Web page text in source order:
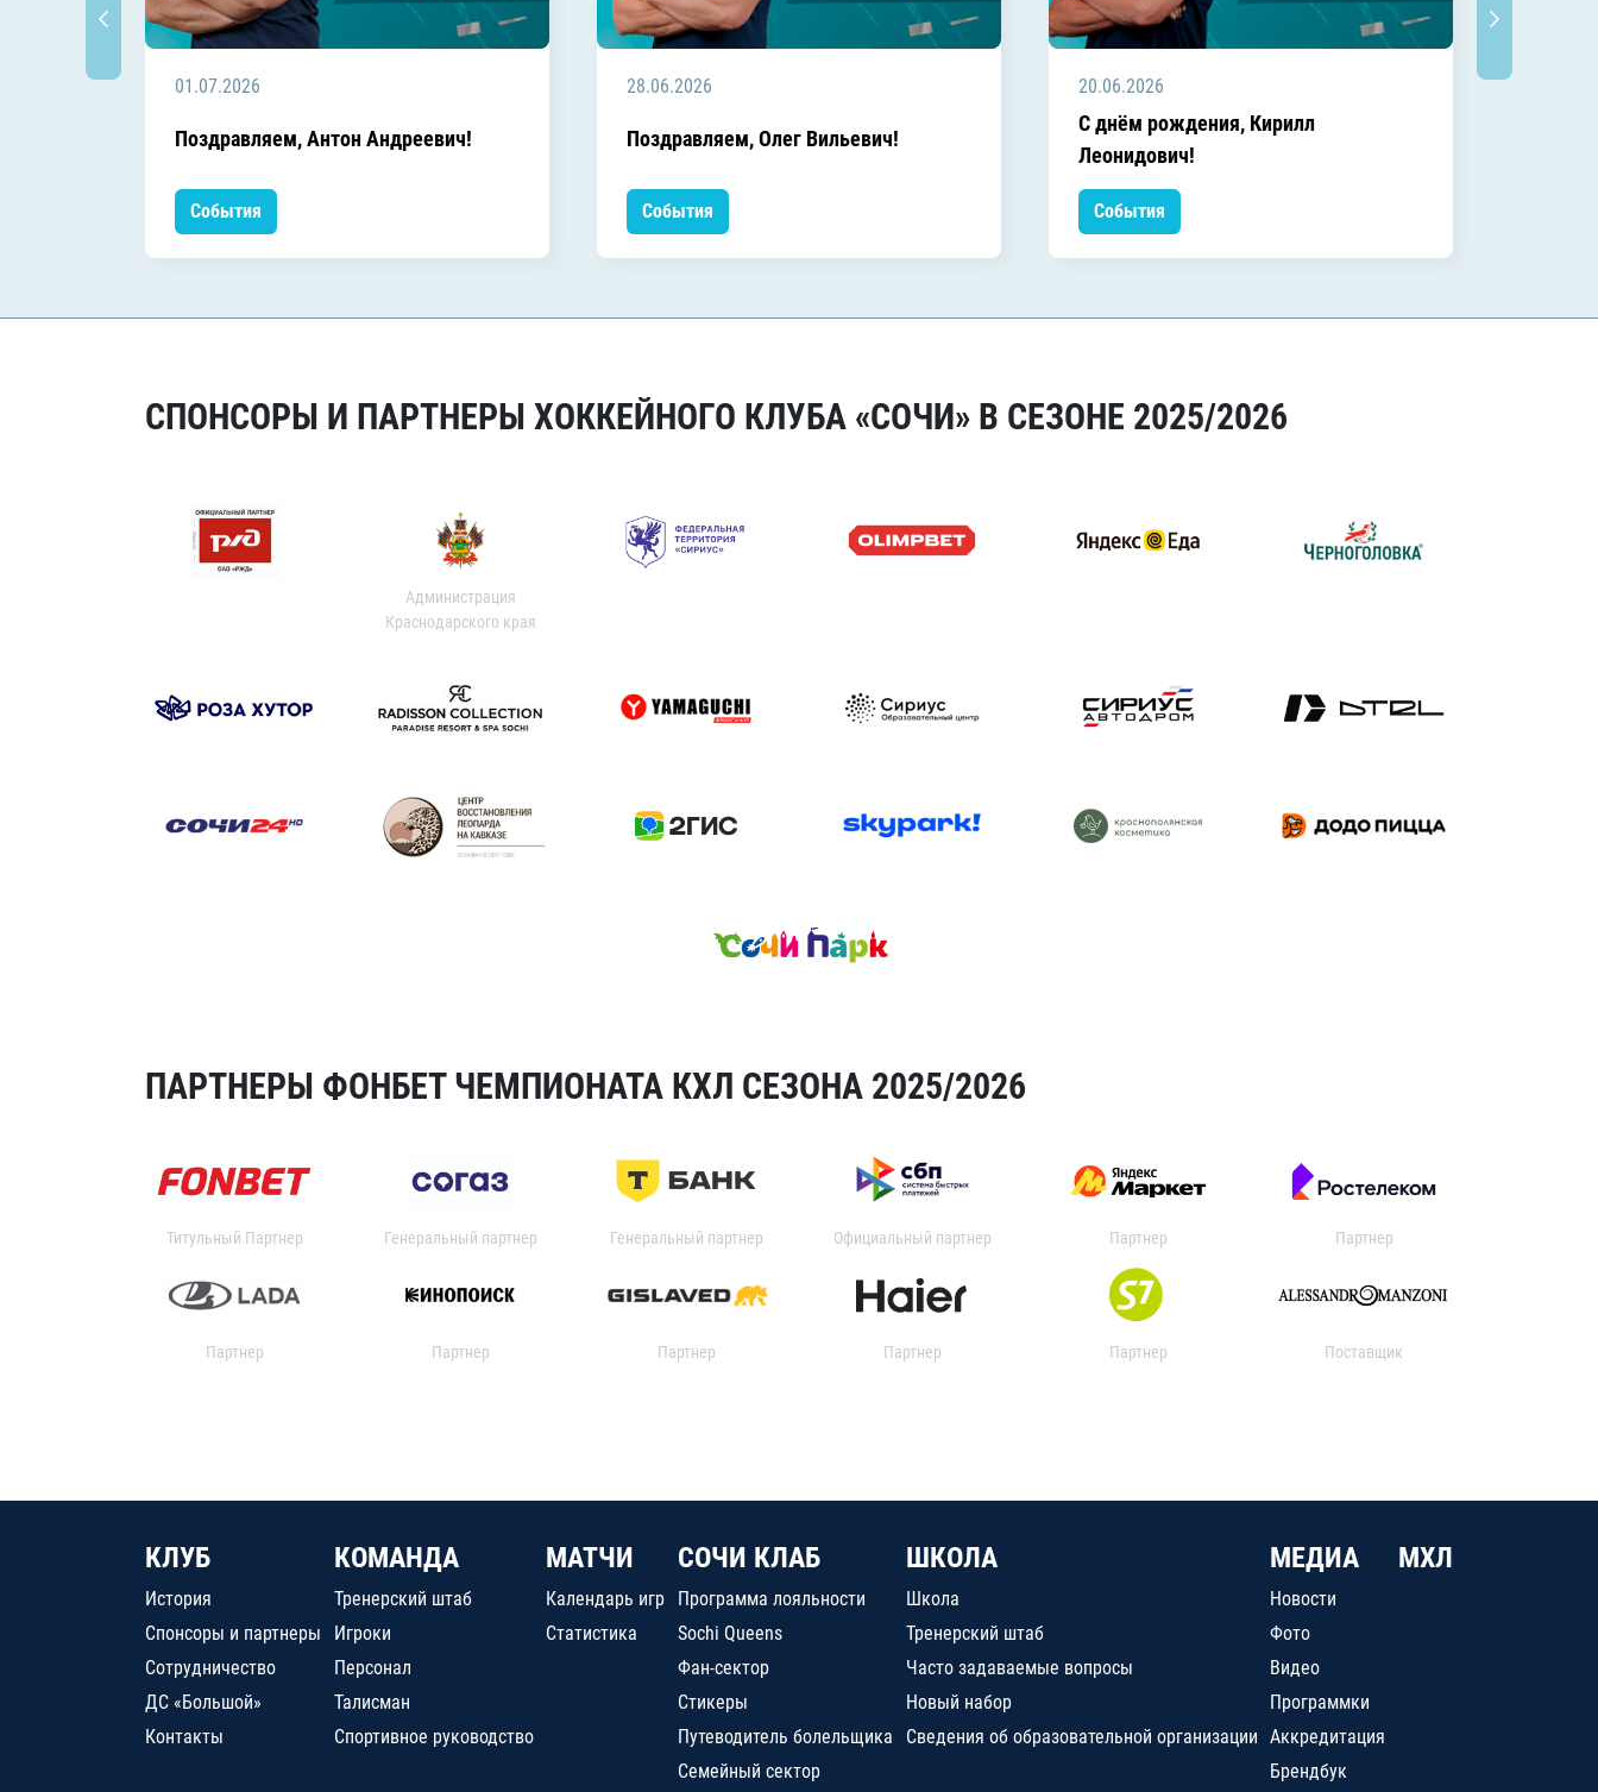
01.07.2026
Поздравляем, Антон Андреевич!
События
28.06.2026
Поздравляем, Олег Вильевич!
События
20.06.2026
C днём рождения, Кирилл
Леонидович!
События
СПОНСОРЫ И ПАРТНЕРЫ ХОККЕЙНОГО КЛУБА «СОЧИ» В СЕЗОНЕ 2025/2026
Администрация
Краснодарского края
ПАРТНЕРЫ ФОНБЕТ ЧЕМПИОНАТА КХЛ СЕЗОНА 2025/2026
Титульный Партнер Генеральный партнер Генеральный партнер Официальный партнер Партнер Партнер
Партнер Партнер Партнер Партнер Партнер Поставщик
КЛУБ
История
Спонсоры и партнеры
Сотрудничество
ДС «Большой»
Контакты
КОМАНДА
Тренерский штаб
Игроки
Персонал
Талисман
Спортивное руководство
МАТЧИ
Календарь игр
Статистика
СОЧИ КЛАБ
Программа лояльности
Sochi Queens
Фан-сектор
Стикеры
Путеводитель болельщика
Семейный сектор
ШКОЛА
Школа
Тренерский штаб
Часто задаваемые вопросы
Новый набор
Сведения об образовательной организации
МЕДИА
Новости
Фото
Видео
Программки
Аккредитация
Брендбук
МХЛ